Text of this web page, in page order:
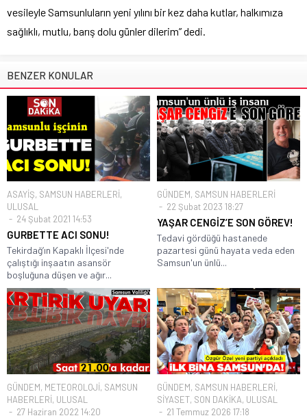
vesileyle Samsunluların yeni yılını bir kez daha kutlar, halkımıza
sağlıklı, mutlu, barış dolu günler dilerim” dedi.
BENZER KONULAR
ASAYİŞ, SAMSUN HABERLERİ,
ULUSAL
24 Şubat 2021 14:53
GURBETTE ACI SONU!
Tekirdağ’ın Kapaklı İlçesi'nde
çalıştığı inşaatın asansör
boşluğuna düşen ve ağır...
GÜNDEM, SAMSUN HABERLERİ
22 Şubat 2023 18:27
YAŞAR CENGİZ’E SON GÖREV!
Tedavi gördüğü hastanede
pazartesi günü hayata veda eden
Samsun'un ünlü...
GÜNDEM, METEOROLOJİ, SAMSUN
HABERLERİ, ULUSAL
27 Haziran 2022 14:20
GÜNDEM, SAMSUN HABERLERİ,
SİYASET, SON DAKİKA, ULUSAL
21 Temmuz 2026 17:18